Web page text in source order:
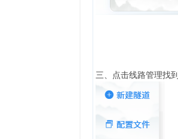
三、点击线路管理找